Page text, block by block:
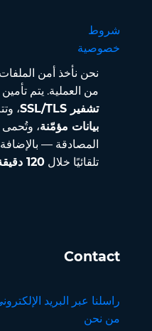
شروط
خصوصية
نحن نأخذ أمن
من العملية. يتم
تشفير SSL/TLS
،
بيانات مؤمّنة،
المصادقة —
تلقائيًا خلال 120 دقيقة بعد التحويل
Contact
راسلنا عبر البريد
من نحن